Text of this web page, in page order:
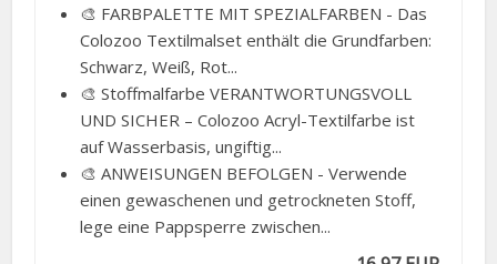
🎨 FARBPALETTE MIT SPEZIALFARBEN - Das
Colozoo Textilmalset enthält die Grundfarben:
Schwarz, Weiß, Rot...
🎨 Stoffmalfarbe VERANTWORTUNGSVOLL
UND SICHER – Colozoo Acryl-Textilfarbe ist
auf Wasserbasis, ungiftig...
🎨 ANWEISUNGEN BEFOLGEN - Verwende
einen gewaschenen und getrockneten Stoff,
lege eine Pappsperre zwischen...